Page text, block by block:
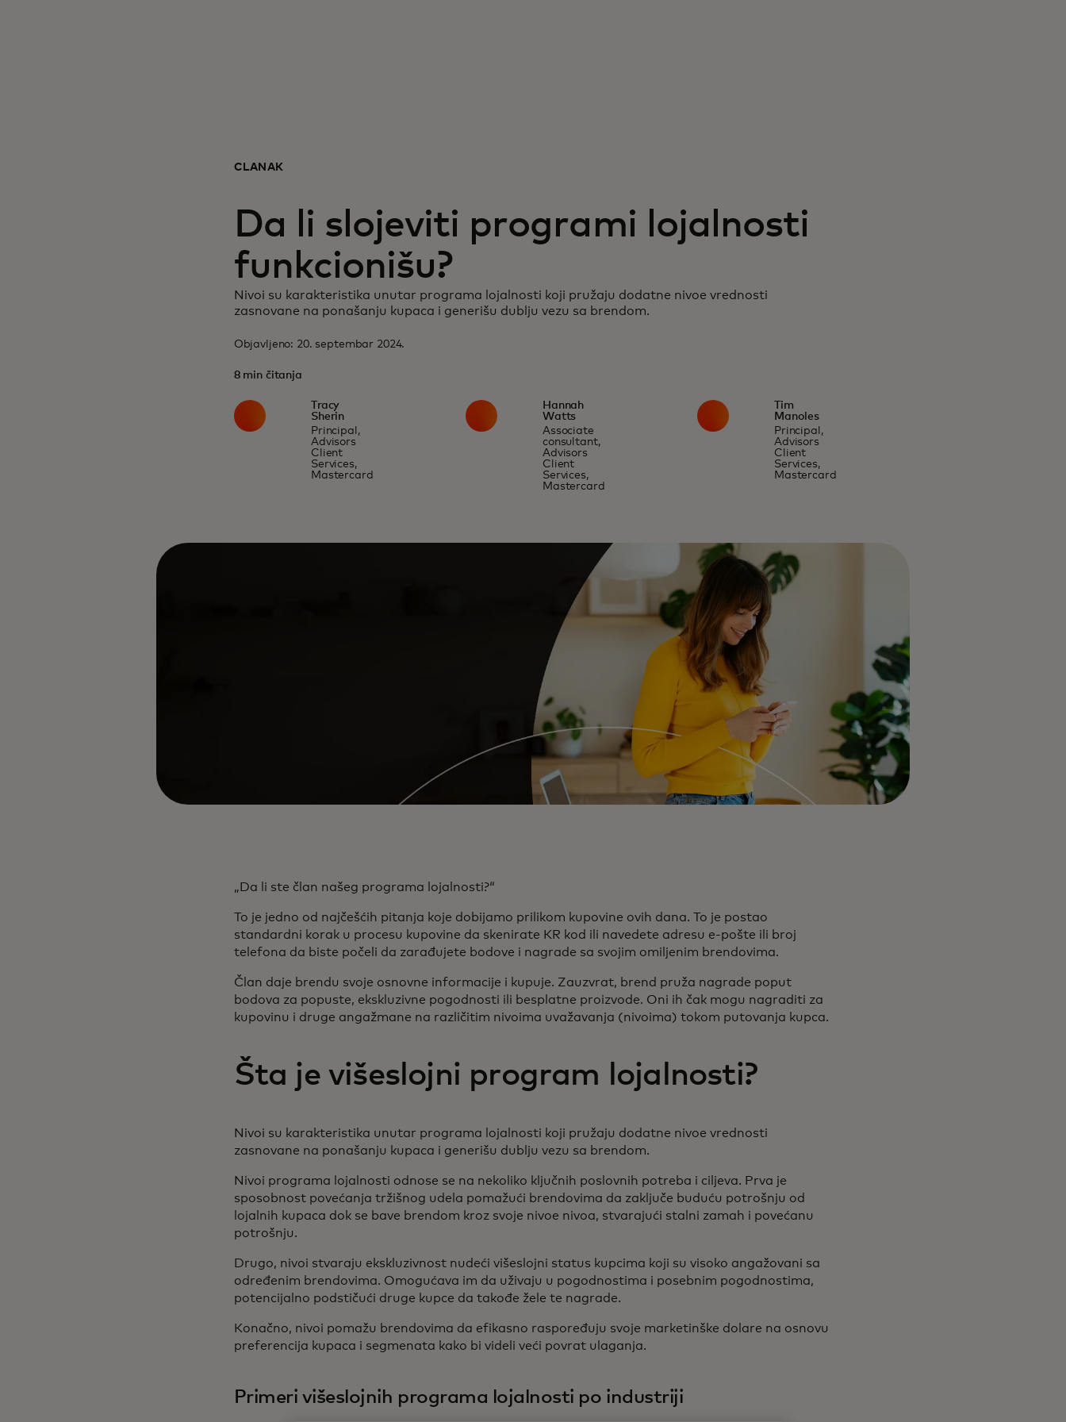
ČLANAK
Da li slojeviti programi lojalnosti
funkcionišu?
Nivoi su karakteristika unutar programa lojalnosti koji pružaju dodatne nivoe vrednosti
zasnovane na ponašanju kupaca i generišu dublju vezu sa brendom.
Objavljeno: 20. septembar 2024.
8 min čitanja
Tracy
Sherin
Principal,
Advisors
Client
Services,
Mastercard
Hannah
Watts
Associate
consultant,
Advisors
Client
Services,
Mastercard
Tim
Manoles
Principal,
Advisors
Client
Services,
Mastercard
„Da li ste član našeg programa lojalnosti?“
To je jedno od najčešćih pitanja koje dobijamo prilikom kupovine ovih dana. To je postao
standardni korak u procesu kupovine da skenirate KR kod ili navedete adresu e-pošte ili broj
telefona da biste počeli da zarađujete bodove i nagrade sa svojim omiljenim brendovima.
Član daje brendu svoje osnovne informacije i kupuje. Zauzvrat, brend pruža nagrade poput
bodova za popuste, ekskluzivne pogodnosti ili besplatne proizvode. Oni ih čak mogu nagraditi za
kupovinu i druge angažmane na različitim nivoima uvažavanja (nivoima) tokom putovanja kupca.
Šta je višeslojni program lojalnosti?
Nivoi su karakteristika unutar programa lojalnosti koji pružaju dodatne nivoe vrednosti
zasnovane na ponašanju kupaca i generišu dublju vezu sa brendom.
Nivoi programa lojalnosti odnose se na nekoliko ključnih poslovnih potreba i ciljeva. Prva je
sposobnost povećanja tržišnog udela pomažući brendovima da zaključe buduću potrošnju od
lojalnih kupaca dok se bave brendom kroz svoje nivoe nivoa, stvarajući stalni zamah i povećanu
potrošnju.
Drugo, nivoi stvaraju ekskluzivnost nudeći višeslojni status kupcima koji su visoko angažovani sa
određenim brendovima. Omogućava im da uživaju u pogodnostima i posebnim pogodnostima,
potencijalno podstičući druge kupce da takođe žele te nagrade.
Konačno, nivoi pomažu brendovima da efikasno raspoređuju svoje marketinške dolare na osnovu
preferencija kupaca i segmenata kako bi videli veći povrat ulaganja.
Primeri višeslojnih programa lojalnosti po industriji